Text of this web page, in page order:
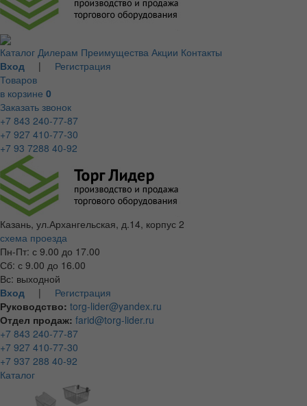
Каталог Дилерам Преимущества Акции Контакты
Вход | Регистрация
Товаров
в корзине 0
Заказать звонок
+7 843 240-77-87
+7 927 410-77-30
+7 93 7288 40-92
Казань, ул.Архангельская, д.14, корпус 2
схема проезда
Пн-Пт: с 9.00 до 17.00
Сб: с 9.00 до 16.00
Вс: выходной
Вход | Регистрация
Руководство: torg-lider@yandex.ru
Отдел продаж: farid@torg-lider.ru
+7 843 240-77-87
+7 927 410-77-30
+7 937 288 40-92
Каталог